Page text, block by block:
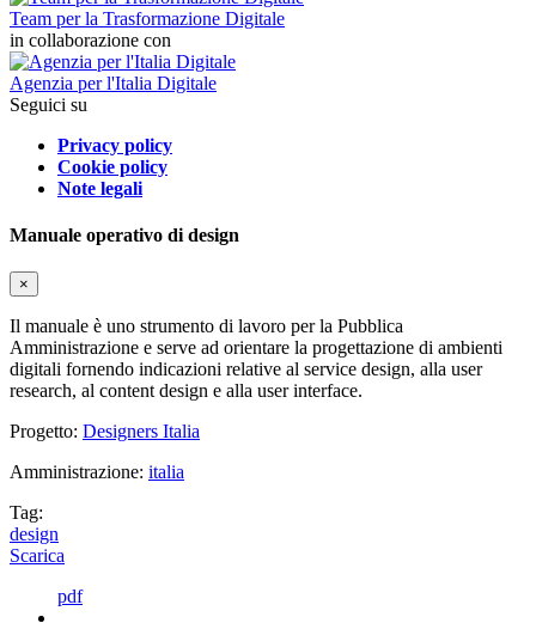
Team per la Trasformazione Digitale
in collaborazione con
Agenzia per l'Italia Digitale
Seguici su
Privacy policy
Cookie policy
Note legali
Manuale operativo di design
×
Il manuale è uno strumento di lavoro per la Pubblica
Amministrazione e serve ad orientare la progettazione di ambienti
digitali fornendo indicazioni relative al service design, alla user
research, al content design e alla user interface.
Progetto: Designers Italia
Amministrazione: italia
Tag:
design
Scarica
pdf